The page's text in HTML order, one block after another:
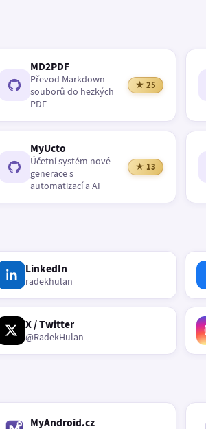
MD2PDF
Převod Markdown
souborů do hezkých
PDF
★ 25
MyUcto
Účetní systém nové
generace s
automatizací a AI
★ 13
LinkedIn
radekhulan
X / Twitter
@RadekHulan
MyAndroid.cz